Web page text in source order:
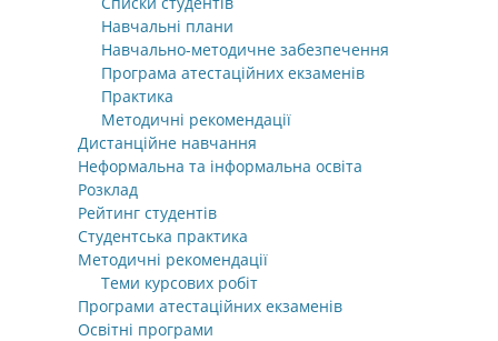
Навчальні плани
Навчально-методичне забезпечення
Програма атестаційних екзаменів
Практика
Методичні рекомендації
Дистанційне навчання
Неформальна та інформальна освіта
Розклад
Рейтинг студентів
Студентська практика
Методичні рекомендації
Теми курсових робіт
Програми атестаційних екзаменів
Освітні програми